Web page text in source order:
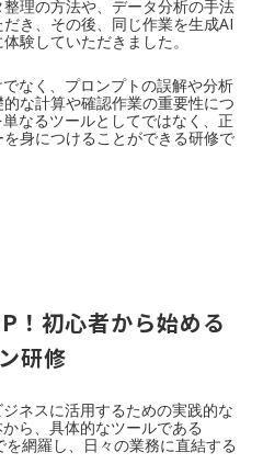
理の方法や、データ分析の手法
き、その後、同じ作業を生成AI
験していただきました。
なく、プロンプトの誤解や分析
な計算や確認作業の重要性につ
なるツールとしてではなく、正
身につけることができる研修で
！初心者から始める
研修
ネスに活用するための実践的な
ら、具体的なツールである
網羅し、日々の業務に直結する